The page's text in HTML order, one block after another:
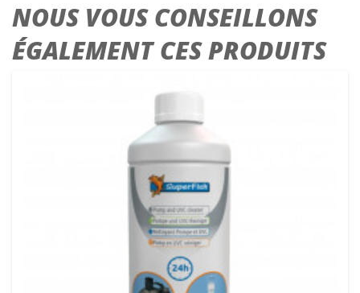
NOUS VOUS CONSEILLONS
ÉGALEMENT CES PRODUITS